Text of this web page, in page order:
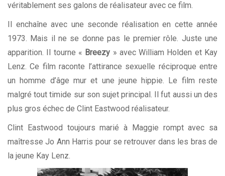
véritablement ses galons de réalisateur avec ce film.
Il enchaîne avec une seconde réalisation en cette année
1973. Mais il ne se donne pas le premier rôle. Juste une
apparition. Il tourne « Breezy » avec William Holden et Kay
Lenz. Ce film raconte l’attirance sexuelle réciproque entre
un homme d’âge mur et une jeune hippie. Le film reste
malgré tout timide sur son sujet principal. Il fut aussi un des
plus gros échec de Clint Eastwood réalisateur.
Clint Eastwood toujours marié à Maggie rompt avec sa
maîtresse Jo Ann Harris pour se retrouver dans les bras de
la jeune Kay Lenz.